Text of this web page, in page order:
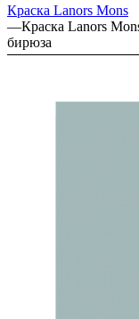
Краска Lanors Mons
—Краска Lanors
бирюза